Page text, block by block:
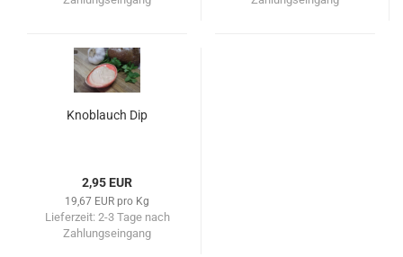
Knoblauch Dip
2,95 EUR
19,67 EUR pro Kg
Lieferzeit: 2-3 Tage nach
Zahlungseingang